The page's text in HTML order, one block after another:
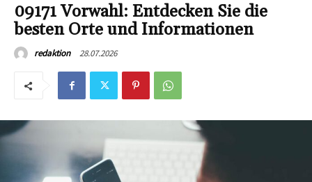
09171 Vorwahl: Entdecken Sie die
besten Orte und Informationen
redaktion 28.07.2026